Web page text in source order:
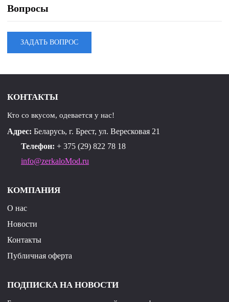
Вопросы
ЗАДАТЬ ВОПРОС
КОНТАКТЫ
Кто со вкусом, одевается у нас!
Адрес: Беларусь, г. Брест, ул. Вересковая 21
Телефон: + 375 (29) 822 78 18
info@zerkaloMod.ru
КОМПАНИЯ
О нас
Новости
Контакты
Публичная оферта
ПОДПИСКА НА НОВОСТИ